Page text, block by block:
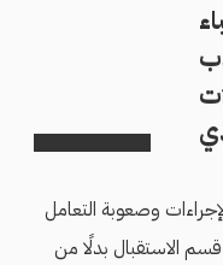
وصعوبة التعامل
قسم الاستقبال بدلًا من